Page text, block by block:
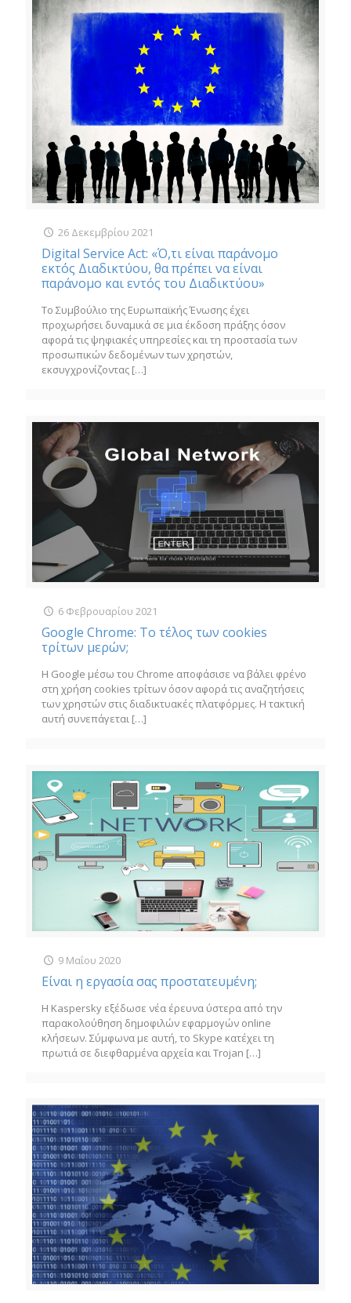
26 Δεκεμβρίου 2021
Digital Service Act: «Ό,τι είναι παράνομο
εκτός Διαδικτύου, θα πρέπει να είναι
παράνομο και εντός του Διαδικτύου»
Το Συμβούλιο της Ευρωπαϊκής Ένωσης έχει
προχωρήσει δυναμικά σε μια έκδοση πράξης όσον
αφορά τις ψηφιακές υπηρεσίες και τη προστασία των
προσωπικών δεδομένων των χρηστών,
εκσυγχρονίζοντας […]
6 Φεβρουαρίου 2021
Google Chrome: Το τέλος των cookies
τρίτων μερών;
Η Google μέσω του Chrome αποφάσισε να βάλει φρένο
στη χρήση cookies τρίτων όσον αφορά τις αναζητήσεις
των χρηστών στις διαδικτυακές πλατφόρμες. Η τακτική
αυτή συνεπάγεται […]
9 Μαΐου 2020
Είναι η εργασία σας προστατευμένη;
Η Kaspersky εξέδωσε νέα έρευνα ύστερα από την
παρακολούθηση δημοφιλών εφαρμογών online
κλήσεων. Σύμφωνα με αυτή, το Skype κατέχει τη
πρωτιά σε διεφθαρμένα αρχεία και Trojan […]